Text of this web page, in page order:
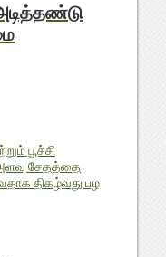
அடித்தண்டு
பூச்சி
சேதத்தை
திகழ்வது பழ